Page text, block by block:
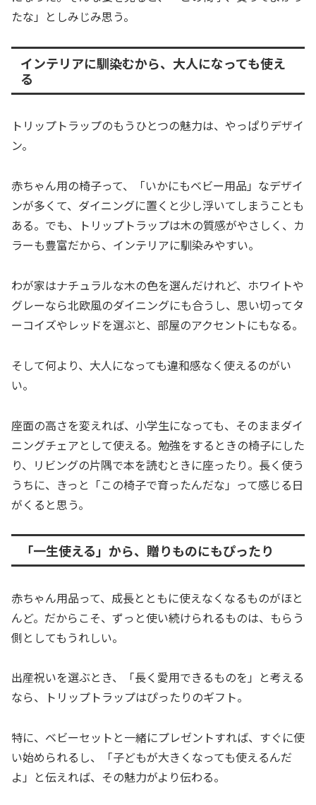
たな」としみじみ思う。
インテリアに馴染むから、大人になっても使え
る
トリップトラップのもうひとつの魅力は、やっぱりデザイ
ン。
赤ちゃん用の椅子って、「いかにもベビー用品」なデザイ
ンが多くて、ダイニングに置くと少し浮いてしまうことも
ある。でも、トリップトラップは木の質感がやさしく、カ
ラーも豊富だから、インテリアに馴染みやすい。
わが家はナチュラルな木の色を選んだけれど、ホワイトや
グレーなら北欧風のダイニングにも合うし、思い切ってタ
ーコイズやレッドを選ぶと、部屋のアクセントにもなる。
そして何より、大人になっても違和感なく使えるのがい
い。
座面の高さを変えれば、小学生になっても、そのままダイ
ニングチェアとして使える。勉強をするときの椅子にした
り、リビングの片隅で本を読むときに座ったり。長く使う
うちに、きっと「この椅子で育ったんだな」って感じる日
がくると思う。
「一生使える」から、贈りものにもぴったり
赤ちゃん用品って、成長とともに使えなくなるものがほと
んど。だからこそ、ずっと使い続けられるものは、もらう
側としてもうれしい。
出産祝いを選ぶとき、「長く愛用できるものを」と考える
なら、トリップトラップはぴったりのギフト。
特に、ベビーセットと一緒にプレゼントすれば、すぐに使
い始められるし、「子どもが大きくなっても使えるんだ
よ」と伝えれば、その魅力がより伝わる。